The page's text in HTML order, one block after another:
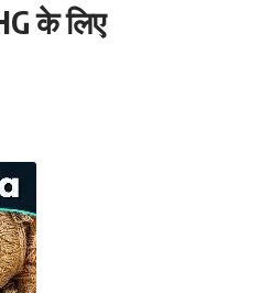
के लिए